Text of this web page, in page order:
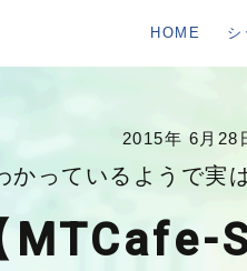
HOME シ
2015年 6月28
かっているようで実
MTCafe-